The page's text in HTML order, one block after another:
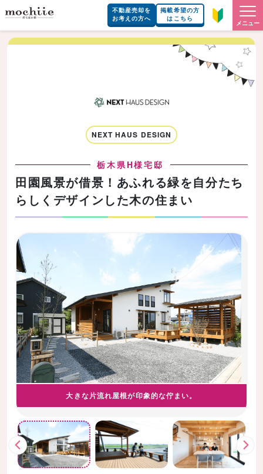
不動産売却を
お考えの方へ
掲載希望の方
はこちら
メニュー
NEXT HAUS DESIGN
栃木県H様宅邸
田園風景が借景！あふれる緑を自分たち
らしくデザインした木の住まい
大きな片流れ屋根が印象的な佇まい。